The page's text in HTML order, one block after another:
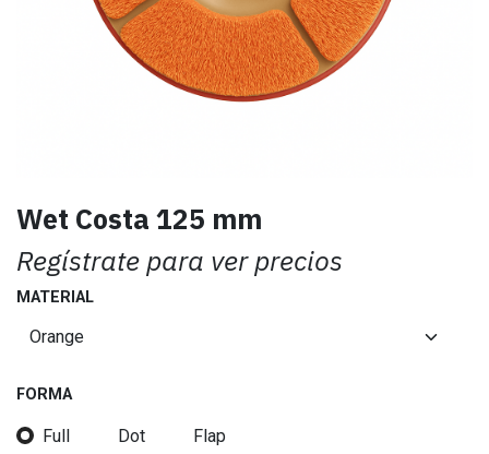
Wet Costa 125 mm
Regístrate para ver precios
MATERIAL
FORMA
Full Dot Flap